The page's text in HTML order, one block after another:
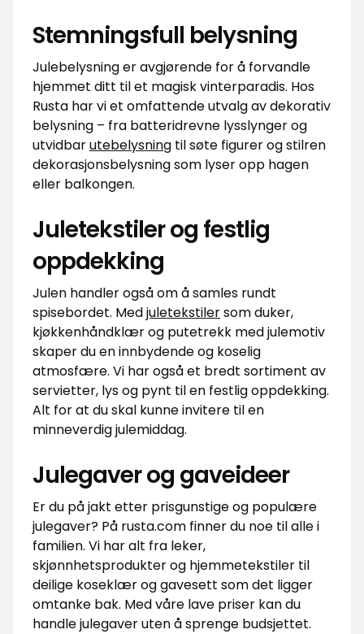
Stemningsfull belysning
Julebelysning er avgjørende for å forvandle
hjemmet ditt til et magisk vinterparadis. Hos
Rusta har vi et omfattende utvalg av dekorativ
belysning – fra batteridrevne lysslynger og
utvidbarutebelysning til søte figurer og stilren
dekorasjonsbelysning som lyser opp hagen
eller balkongen.
Juletekstiler og festlig
oppdekking
Julen handler også om å samles rundt
spisebordet. Medjuletekstilersom duker,
kjøkkenhåndklær og putetrekk med julemotiv
skaper du en innbydende og koselig
atmosfære. Vi har også et bredt sortiment av
servietter, lys og pynt til en festlig oppdekking.
Alt for at du skal kunne invitere til en
minneverdig julemiddag.
Julegaver og gaveideer
Er du på jakt etter prisgunstige og populære
julegaver? På rusta.com finner du noe til alle i
familien. Vi har alt fra leker,
skjønnhetsprodukter og hjemmetekstiler til
deilige koseklær og gavesett som det ligger
omtanke bak. Med våre lave priser kan du
handle julegaver uten å sprenge budsjettet.